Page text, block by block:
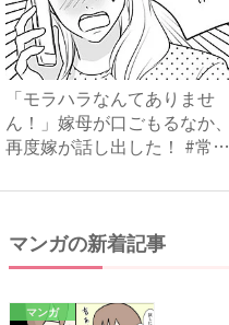
「モラハラなんてありませ
ん！」嫁母が口ごもるなか、
再度嫁が話し出した！ #常識
マンガの新着記事
マンガ